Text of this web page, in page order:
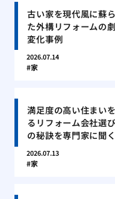
古い家を現代風に蘇
た外構リフォームの
変化事例
2026.07.14
家
満足度の高い住まい
るリフォーム会社選
の秘訣を専門家に聞く
2026.07.13
家